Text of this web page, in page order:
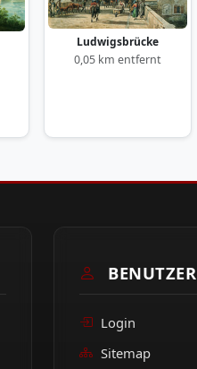
Ludwigsbrücke
0,05 km entfernt
BENUTZER
Login
Sitemap